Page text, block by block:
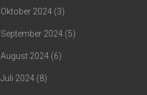
Oktober 2024 (3)
September 2024 (5)
August 2024 (6)
Juli 2024 (8)